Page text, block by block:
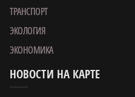
ТРАНСПОРТ
ЭКОЛОГИЯ
ЭКОНОМИКА
НОВОСТИ НА КАРТЕ